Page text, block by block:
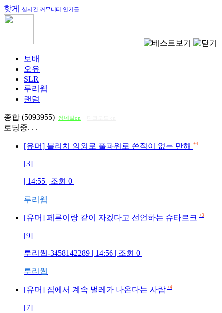
핫게 실시간 커뮤니티 인기글
보배
오유
SLR
루리웹
랜덤
종합 (5093955) 썸네일on
로딩중. . .
[유머] 블리치 의외로 풀파워로 쏜적이 없는 만해 +4
[3]
| 14:55 | 조회 0 |
루리웹
[유머] 페른이랑 같이 자겠다고 선언하는 슈타르크 +3
[9]
루리웹-3458142289 | 14:56 | 조회 0 |
루리웹
[유머] 집에서 계속 벌레가 나온다는 사람 +4
[7]